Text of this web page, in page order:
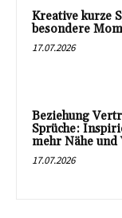
Kreative kurze
besondere
17.07.2026
Beziehung
Sprüche:
mehr Nähe und
17.07.2026